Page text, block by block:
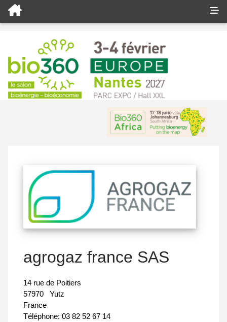
agrogaz france SAS
14 rue de Poitiers
57970
Yutz
France
Téléphone: 03 82 52 67 14